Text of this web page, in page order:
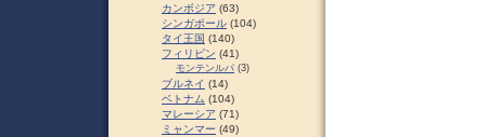
カンボジア (63)
シンガポール (104)
タイ王国 (140)
フィリピン (41)
モンテンルパ (3)
ブルネイ (14)
ベトナム (104)
マレーシア (71)
ミャンマー (49)